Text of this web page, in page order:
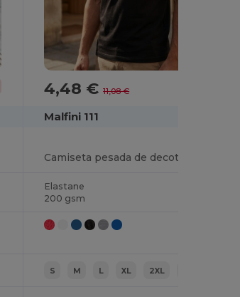
4,48 €11,08 €
Malfini 111
Elastane
200 gsm
S M L XL 2XL